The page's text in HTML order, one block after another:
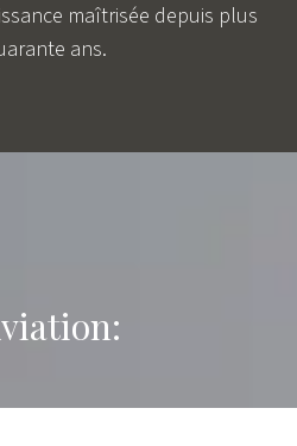
maîtrisée depuis plus
ans.
années, tandis que